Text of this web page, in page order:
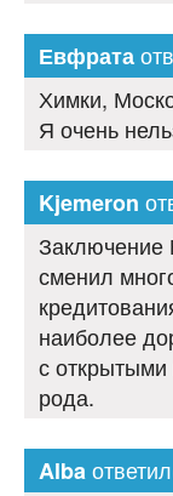
Евфрата
Химки,
Я очень
Kjemeron
Заключение
сменил
наиболее
с открытыми
рода.
Alba